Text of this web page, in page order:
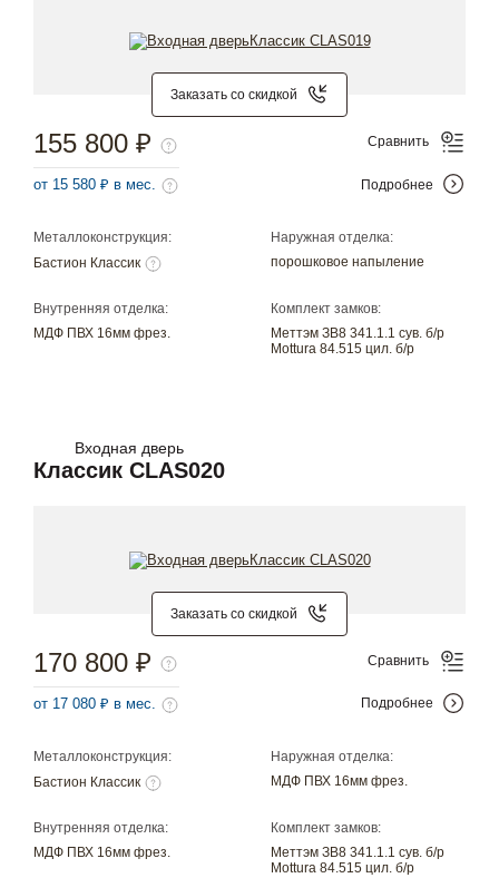
Заказать со скидкой
Металлоконструкция:
Бастион Классик
Наружная отделка:
порошковое напыление
Внутренняя отделка:
МДФ ПВХ 16мм фрез.
Комплект замков:
Меттэм ЗВ8 341.1.1 сув. б/р
Mottura 84.515 цил. б/р
155 800 ₽
от 15 580 ₽ в мес.
Сравнить
Подробнее
Входная дверь
Классик CLAS020
Заказать со скидкой
Металлоконструкция:
Бастион Классик
Наружная отделка:
МДФ ПВХ 16мм фрез.
Внутренняя отделка:
МДФ ПВХ 16мм фрез.
Комплект замков:
Меттэм ЗВ8 341.1.1 сув. б/р
Mottura 84.515 цил. б/р
170 800 ₽
от 17 080 ₽ в мес.
Сравнить
Подробнее